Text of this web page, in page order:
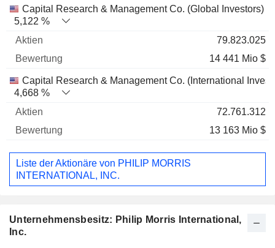
Capital Research & Management Co. (Global Investors)
5,122 %
79.823.025
14 441 Mio $
Capital Research & Management Co. (International
4,668 %
72.761.312
13 163 Mio $
Liste der Aktionäre von PHILIP MORRIS
INTERNATIONAL, INC.
Unternehmensbesitz: Philip Morris International,
Inc.